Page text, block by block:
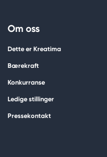
Om oss
Dette er Kreatima
Bærekraft
Konkurranse
Ledige stillinger
Pressekontakt